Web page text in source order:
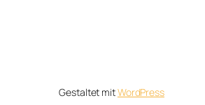
Gestaltet mitWordPress